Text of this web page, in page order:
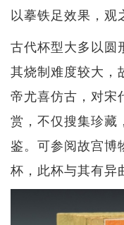
以摹铁足效果，观
古代杯型大多以圆
其烧制难度较大，
帝尤喜仿古，对宋
赏，不仅搜集珍藏
鉴。可参阅故宫博
杯，此杯与其有异